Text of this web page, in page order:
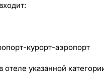
курорт-аэропорт
отеле указанной